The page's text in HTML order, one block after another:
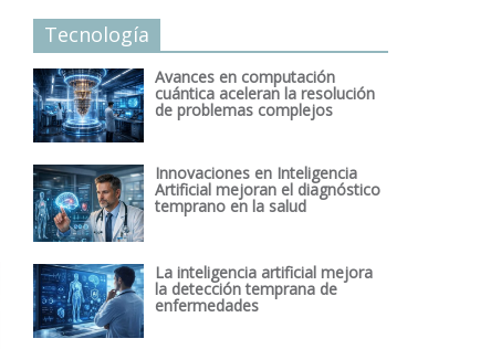
Tecnología
Avances en computación
cuántica aceleran la resolución
de problemas complejos
Innovaciones en Inteligencia
Artificial mejoran el diagnóstico
temprano en la salud
La inteligencia artificial mejora
la detección temprana de
enfermedades